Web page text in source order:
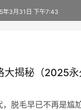
年3月31日 下午7:43
大揭秘（2025
毛早已不再是尴